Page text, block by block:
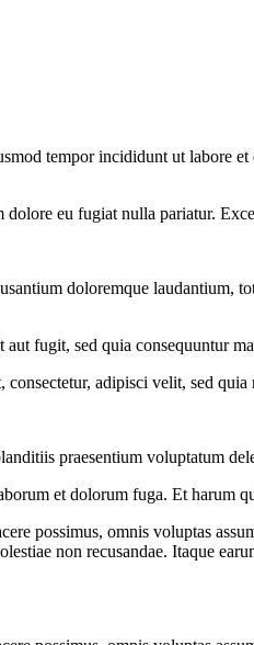
tempor incididunt ut
eu fugiat nulla pariatur.
doloremque laudantium,
fugit, sed quia consequuntur
adipisci velit, sed
praesentium voluptatum
et dolorum fuga. Et harum
possimus, omnis voluptas
non recusandae. Itaque